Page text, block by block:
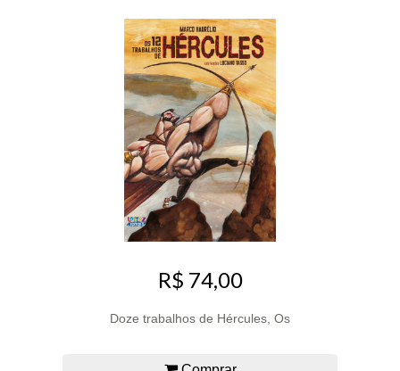
R$ 74,00
Doze trabalhos de Hércules, Os